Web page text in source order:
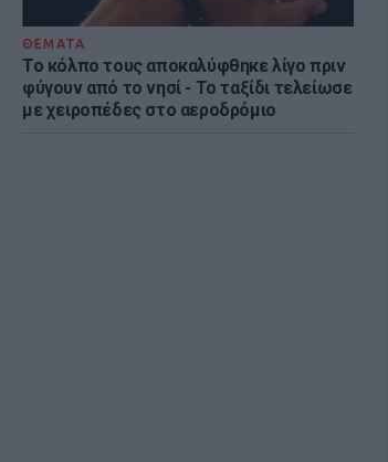
ΘΕΜΑΤΑ
Το κόλπο τους αποκαλύφθηκε λίγο πριν
φύγουν από το νησί - Το ταξίδι τελείωσε
με χειροπέδες στο αεροδρόμιο